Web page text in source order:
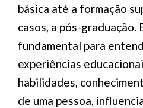
básica até a formação
casos, a pós-graduação.
fundamental para
experiências
habilidades,
de uma pessoa,